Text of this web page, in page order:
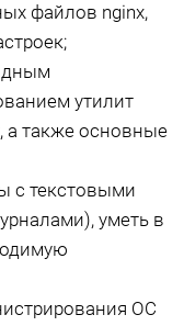
файлов nginx,
утилит
а также основные
с текстовыми
уметь в
ОС